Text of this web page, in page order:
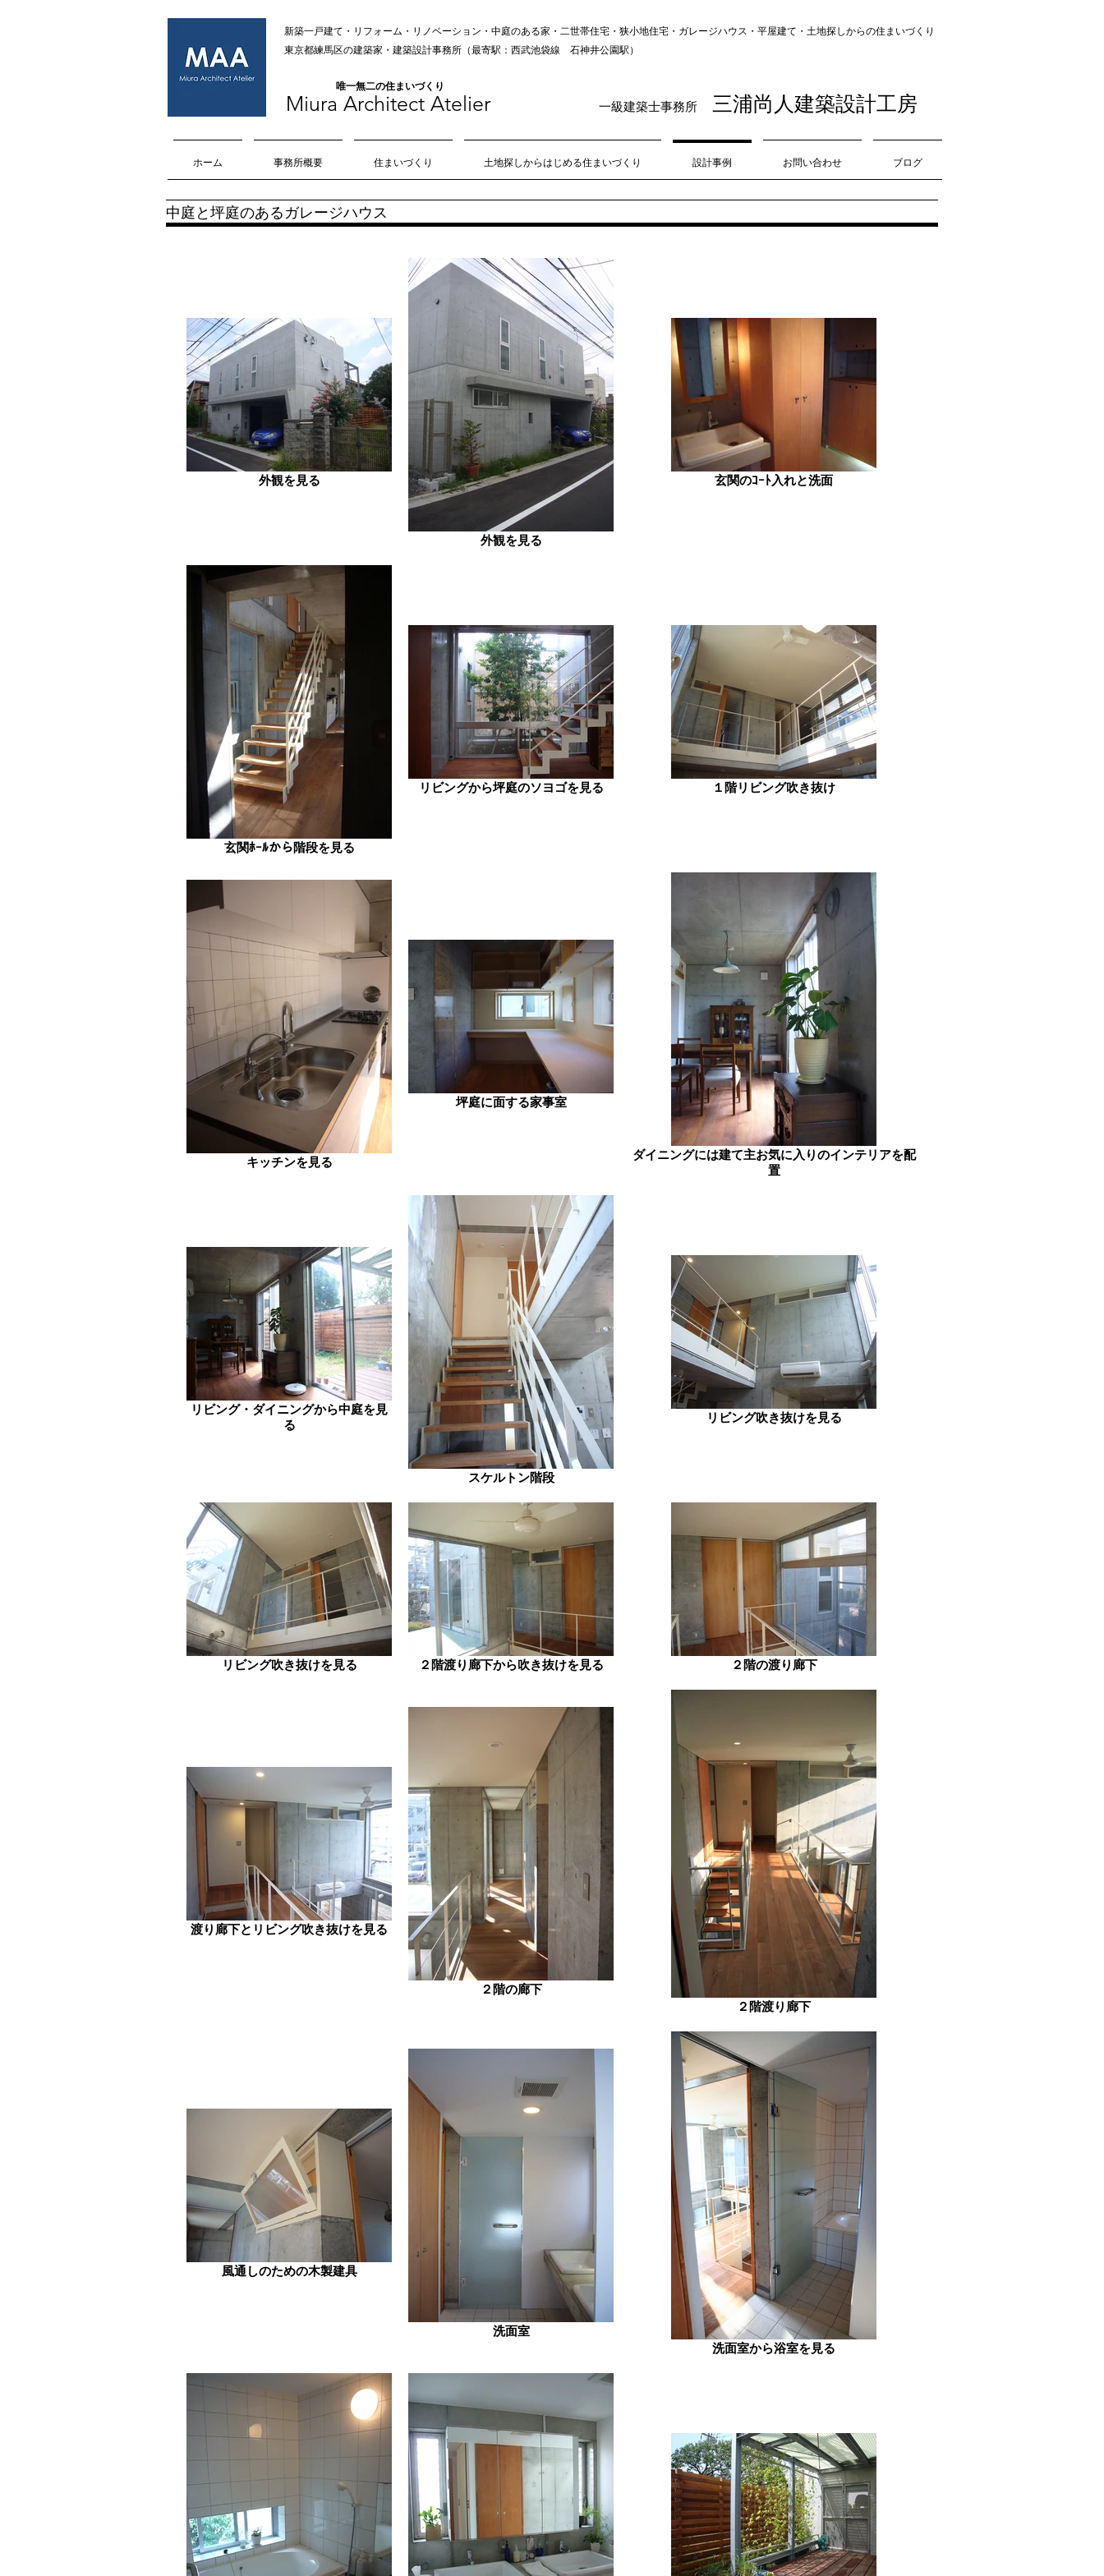
新築一戸建て・リフォーム・リノベーション・中庭のある家・二世帯住宅・狭小地住宅・ガレージハウス・平屋建て・土地探し​​からの住まいづくり
​​東京都練馬区の建築家・建築設計事務所（最寄駅：西武池袋線 石神井公園駅）
Miura Architect Atelier
​唯一無二の住まいづくり
一級建築士事務所 三浦尚人建築設計工房
ホーム 事務所概要 住まいづくり 土地探しからはじめる住まいづくり 設計事例 お問い合わせ ブログ
​中庭と坪庭のあるガレージハウス
外観を見る
外観を見る
玄関のｺｰﾄ入れと洗面
玄関ﾎｰﾙから階段を見る
リビングから坪庭のソヨゴを見る １階リビング吹き抜け
キッチンを見る
坪庭に面する家事室
ダイニングには建て主お気に入りのインテリアを配
置
リビング・ダイニングから中庭を見
る
スケルトン階段
リビング吹き抜けを見る
リビング吹き抜けを見る ２階渡り廊下から吹き抜けを見る ２階の渡り廊下
渡り廊下とリビング吹き抜けを見る
２階の廊下
２階渡り廊下
風通しのための木製建具
洗面室
洗面室から浴室を見る